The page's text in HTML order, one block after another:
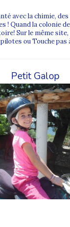
avec la chimie,
! Quand la colonie
Sur le même
ou Touche
Petit Galop